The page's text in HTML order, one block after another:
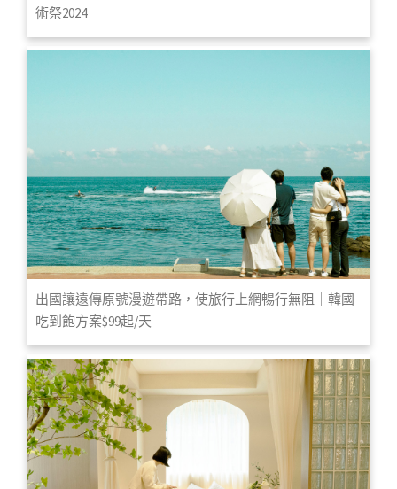
術祭2024
出國讓遠傳原號漫遊帶路，使旅行上網暢行無阻｜韓國
吃到飽方案$99起/天